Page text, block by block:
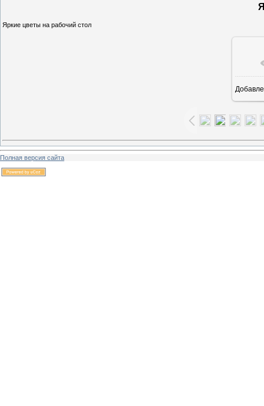
Яркие цветы на рабочий стол
Полная версия сайта